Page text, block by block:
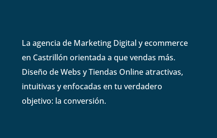
La agencia de Marketing Digital y ecommerce
en Castrillón orientada a que vendas más.
Diseño de Webs y Tiendas Online atractivas,
intuitivas y enfocadas en tu verdadero
objetivo: la conversión.